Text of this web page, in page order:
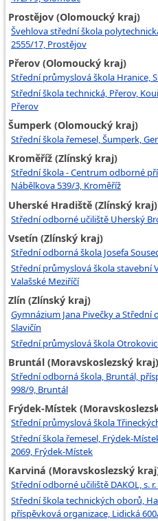
Prostějov (Olomoucký kraj)
Švehlova střední škola
2555/17, Prostějov
Přerov (Olomoucký kraj)
Střední průmyslová škola Hranice,
Střední škola technická, Přerov,
Přerov
Šumperk (Olomoucký kraj)
Střední škola řemesel, Šumperk,
Kroměříž (Zlínský kraj)
Střední škola - Centrum odborné
Nábělkova 539/3, Kroměříž
Uherské Hradiště (Zlínský kraj)
Střední odborné učiliště Uherský
Vsetín (Zlínský kraj)
Střední odborná škola Josefa
Střední průmyslová škola stavební
Valašské Meziříčí
Zlín (Zlínský kraj)
Gymnázium Jana Pivečky a Střední
Slavičín
Střední průmyslová škola
Bruntál (Moravskoslezský kraj)
Střední odborná škola, Bruntál,
998/9, Bruntál
Frýdek-Místek
Střední průmyslová škola
Střední škola řemesel, Frýdek-
2069, Frýdek-Místek
Karviná (Moravskoslezský
Střední odborné učiliště DAKOL, s.
Střední škola technických oborů,
příspěvková organizace, Lidická